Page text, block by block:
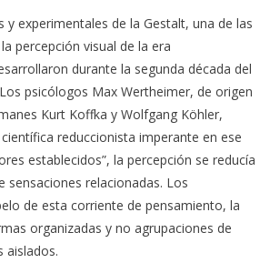
y experimentales de la Gestalt, una de las
percepción visual de la era
durante la segunda década del
psicólogos Max Wertheimer, de origen
Kurt Koffka y Wolfgang Köhler,
reduccionista imperante en ese
establecidos”, la percepción se reducía
sensaciones relacionadas. Los
de esta corriente de pensamiento, la
organizadas y no agrupaciones de
aislados.